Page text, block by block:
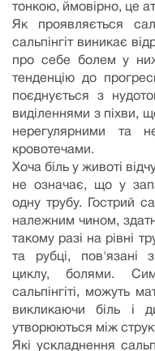
тонкою, ймовірно, це
Як проявляється
сальпінгіт виникає
про себе болем у
тенденцію до
поєднується з
виділеннями з піхви,
нерегулярними та
кровотечами.
Хоча біль у животі
не означає, що у
одну трубу. Гострий
належним чином,
такому разі на рівні
та рубці, пов'язані
циклу, болями.
сальпінгіті, можуть
викликаючи біль і
утворюються між
Які ускладнення